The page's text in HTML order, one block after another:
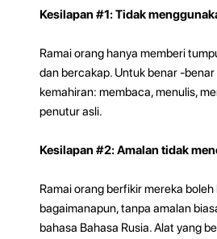
Kesilapan #1: Tidak
Ramai orang hanya memberi
dan bercakap. Untuk benar -
kemahiran: membaca, menulis,
penutur asli.
Kesilapan #2: Amalan tidak
Ramai orang berfikir mereka
bagaimanapun, tanpa amalan
bahasa Bahasa Rusia. Alat yang